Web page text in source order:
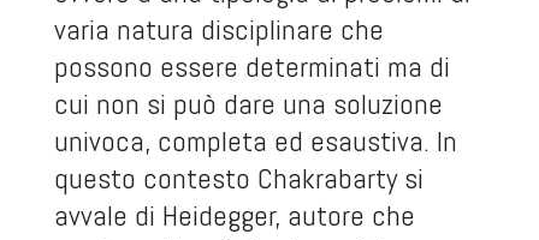
varia natura disciplinare che
possono essere determinati ma di
cui non si può dare una soluzione
univoca, completa ed esaustiva. In
questo contesto Chakrabarty si
avvale di Heidegger, autore che